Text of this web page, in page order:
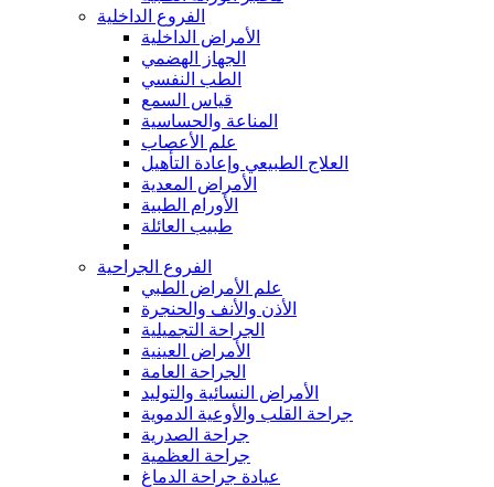
الفروع الداخلية
الأمراض الداخلية
الجهاز الهضمي
الطب النفسي
قياس السمع
المناعة والحساسية
علم الأعصاب
العلاج الطبيعي وإعادة التأهيل
الأمراض المعدية
الأورام الطبية
طبيب العائلة
الفروع الجراحية
علم الأمراض الطبي
الأذن والأنف والحنجرة
الجراحة التجميلية
الأمراض العينية
الجراحة العامة
الأمراض النسائية والتوليد
جراحة القلب والأوعية الدموية
جراحة الصدرية
جراحة العظمية
عيادة جراحة الدماغ